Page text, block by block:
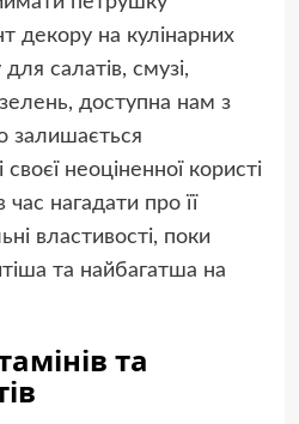
декору на кулінарних
салатів, смузі,
зелень, доступна нам з
залишається
неоціненної користі
нагадати про її
властивості, поки
та найбагатша на
та